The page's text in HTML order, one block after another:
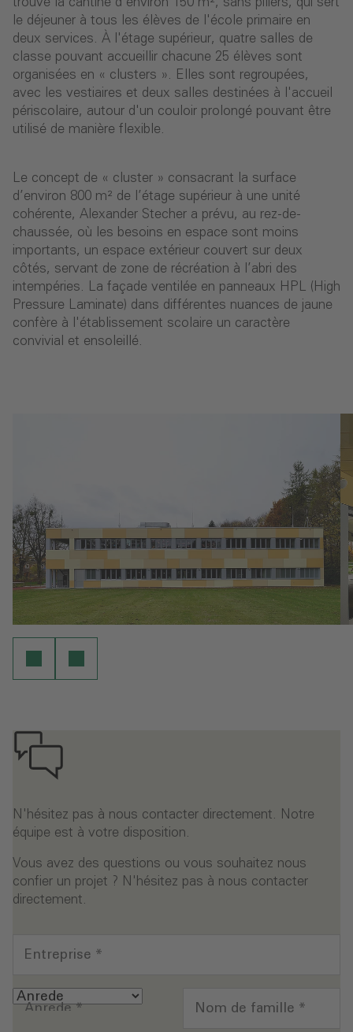
trouve la cantine d'environ 150 m², sans piliers, qui sert
le déjeuner à tous les élèves de l'école primaire en
deux services. À l'étage supérieur, quatre salles de
classe pouvant accueillir chacune 25 élèves sont
organisées en « clusters ». Elles sont regroupées,
avec les vestiaires et deux salles destinées à l'accueil
périscolaire, autour d'un couloir prolongé pouvant être
utilisé de manière flexible.
Le concept de « cluster » consacrant la surface
d’environ 800 m² de l’étage supérieur à une unité
cohérente, Alexander Stecher a prévu, au rez-de-
chaussée, où les besoins en espace sont moins
importants, un espace extérieur couvert sur deux
côtés, servant de zone de récréation à l’abri des
intempéries. La façade ventilée en panneaux HPL (High
Pressure Laminate) dans différentes nuances de jaune
confère à l'établissement scolaire un caractère
convivial et ensoleillé.
N'hésitez pas à nous contacter directement. Notre
équipe est à votre disposition.
Vous avez des questions ou vous souhaitez nous
confier un projet ? N'hésitez pas à nous contacter
directement.
Entreprise *
Anrede* Nom de famille *